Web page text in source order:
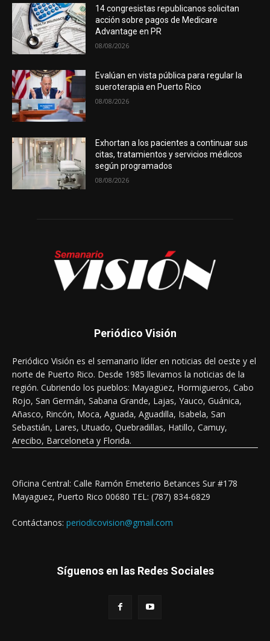
14 congresistas republicanos solicitan
acción sobre pagos de Medicare
Advantage en PR
08/08/2026
Evalúan en vista pública para regular la
sueroterapia en Puerto Rico
08/08/2026
Exhortan a los pacientes a continuar sus
citas, tratamientos y servicios médicos
según programados
08/08/2026
Periódico Visión
Periódico Visión es el semanario líder en noticias del oeste y el
norte de Puerto Rico. Desde 1985 llevamos la noticias de la
región. Cubriendo los pueblos: Mayagüez, Hormigueros, Cabo
Rojo, San Germán, Sabana Grande, Lajas, Yauco, Guánica,
Añasco, Rincón, Moca, Aguada, Aguadilla, Isabela, San
Sebastián, Lares, Utuado, Quebradillas, Hatillo, Camuy,
Arecibo, Barceloneta y Florida.
Oficina Central: Calle Ramón Emeterio Betances Sur #178
Mayaguez, Puerto Rico 00680 TEL: (787) 834-6829
Contáctanos: periodicovision@gmail.com
Síguenos en las Redes Sociales